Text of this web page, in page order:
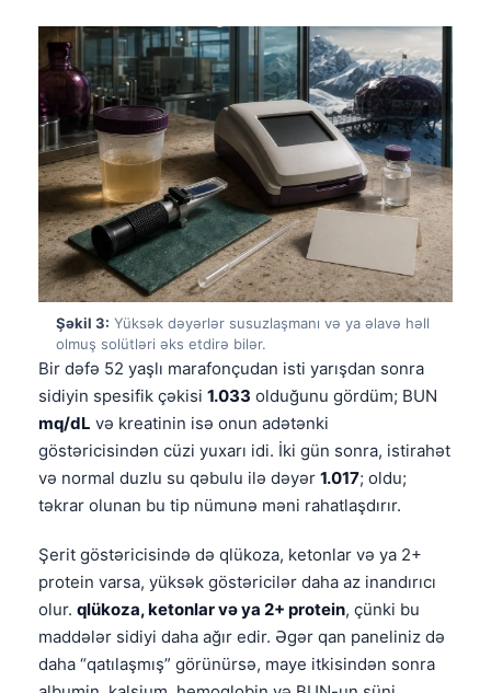
Şəkil 3: Yüksək dəyərlər susuzlaşmanı və ya əlavə həll
olmuş solütləri əks etdirə bilər.
Bir dəfə 52 yaşlı marafonçudan isti yarışdan sonra
sidiyin spesifik çəkisi 1.033 olduğunu gördüm; BUN
mq/dL və kreatinin isə onun adətənki
göstəricisindən cüzi yuxarı idi. İki gün sonra, istirahət
və normal duzlu su qəbulu ilə dəyər 1.017; oldu;
təkrar olunan bu tip nümunə məni rahatlaşdırır.
Şerit göstəricisində də qlükoza, ketonlar və ya 2+
protein varsa, yüksək göstəricilər daha az inandırıcı
olur. qlükoza, ketonlar və ya 2+ protein, çünki bu
maddələr sidiyi daha ağır edir. Əgər qan paneliniz də
daha “qatılaşmış” görünürsə, maye itkisindən sonra